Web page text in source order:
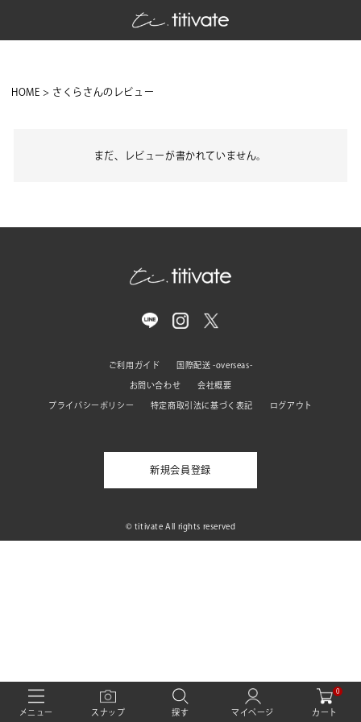
メニュー スナップ 探す マイページ カート
0
HOME さくらさんのレビュー
まだ、レビューが書かれていません。
ご利用ガイド 国際配送 -overseas-
お問い合わせ 会社概要
プライバシーポリシー 特定商取引法に基づく表記 ログアウト
新規会員登録
© titivate All rights reserved